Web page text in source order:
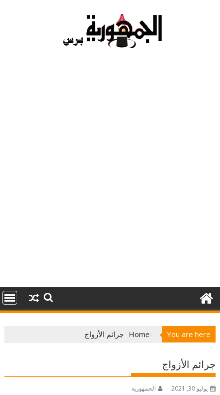
You are here
Home جرائم الأزواج
جرائم الأزواج
يوليو 30, 2021 الجمهورية